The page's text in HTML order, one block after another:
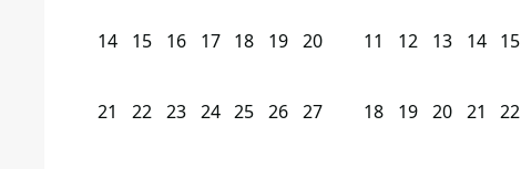
14 15 16 17 18 19 20
21 22 23 24 25 26 27
11 12 13 14 15
18 19 20 21 22